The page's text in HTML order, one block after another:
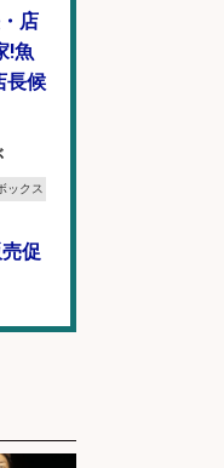
店
!魚
長候
ックス
促
製